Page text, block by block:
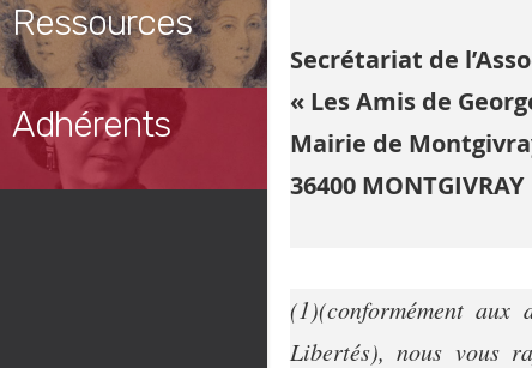
Ressources
Adhérents
Secrétariat de
« Les Amis de
Mairie de
36400 MONTGIVRAY
(1)(conformément
Libertés), nous vous